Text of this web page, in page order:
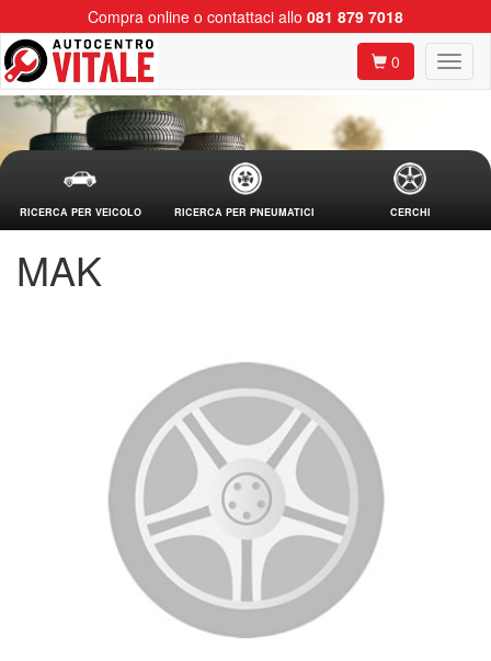
Compra online o contattaci allo 081 879 7018
0
RICERCA PER VEICOLO RICERCA PER PNEUMATICI CERCHI
MAK